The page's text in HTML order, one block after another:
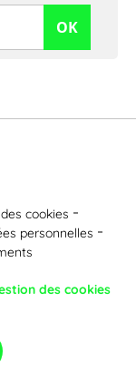
OK
cookies
personnelles
des cookies